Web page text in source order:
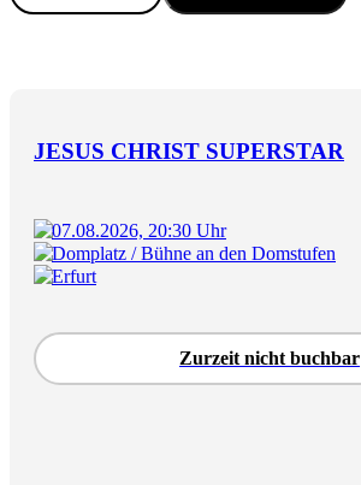
JESUS CHRIST SUPERSTAR
07.08.2026, 20:30 Uhr
Domplatz / Bühne an den Domstufen
Erfurt
Zurzeit nicht buchbar